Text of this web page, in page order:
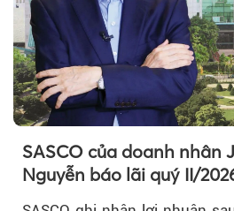
SASCO của doanh nhân
Nguyễn báo lãi quý II/